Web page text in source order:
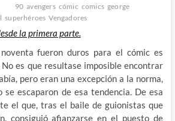
90 avengers cómic comics george
superhéroes Vengadores
la primera parte.
fueron duros para el cómic es
es que resultase imposible encontrar
pero eran una excepción a la norma,
se escaparon de esa tendencia. De esa
el que, tras el baile de guionistas que
consiguió afianzarse en el puesto de